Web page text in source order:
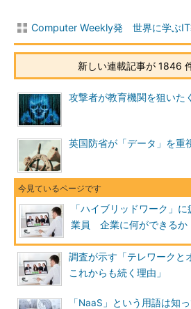
Computer Weekly発 世界に学ぶIT
新しい連載記事が 1846
攻撃者が教育機関を狙いた
英国防省が「データ」を重
「ハイブリッドワーク」
業員 企業に何ができるか
調査が示す「テレワークと
これからも続く理由」
「NaaS」という用語は知